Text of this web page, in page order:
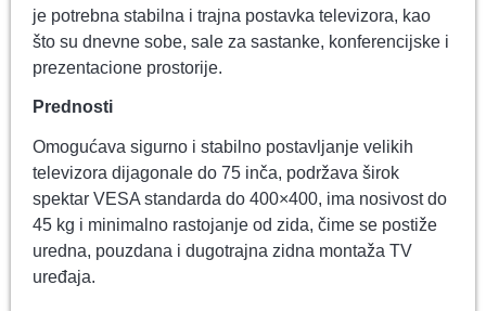
je potrebna stabilna i trajna postavka televizora, kao
što su dnevne sobe, sale za sastanke, konferencijske i
prezentacione prostorije.
Prednosti
Omogućava sigurno i stabilno postavljanje velikih
televizora dijagonale do 75 inča, podržava širok
spektar VESA standarda do 400×400, ima nosivost do
45 kg i minimalno rastojanje od zida, čime se postiže
uredna, pouzdana i dugotrajna zidna montaža TV
uređaja.